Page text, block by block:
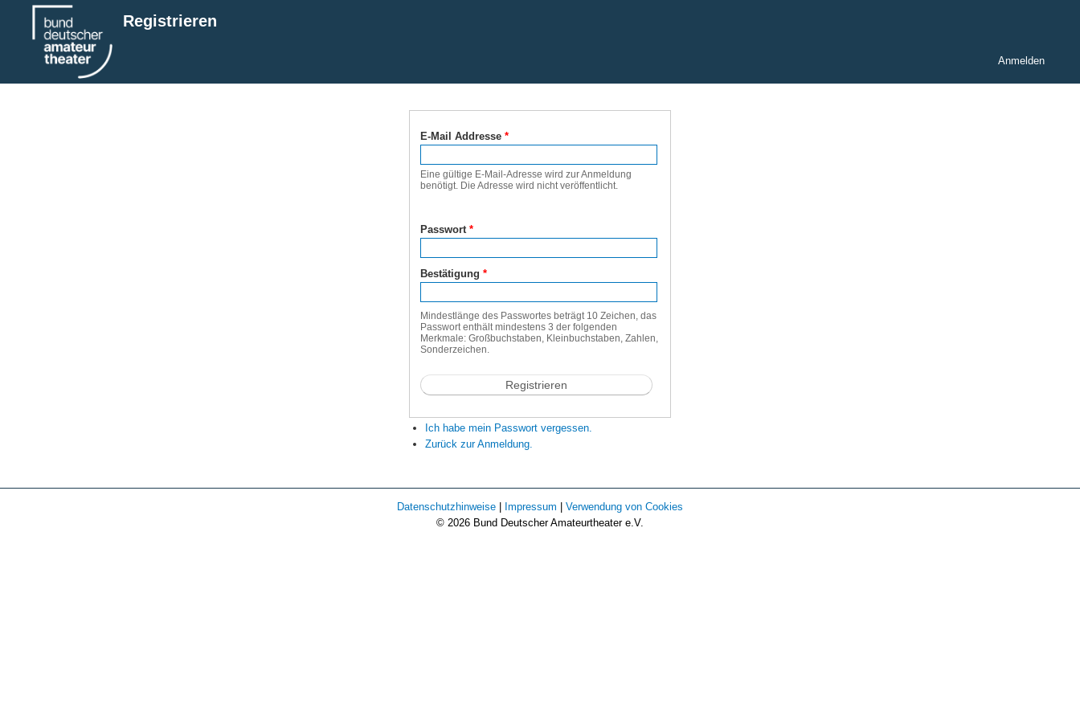
Registrieren
Anmelden
E-Mail Addresse*
Eine gültige E-Mail-Adresse wird zur Anmeldung
benötigt. Die Adresse wird nicht veröffentlicht.
Passwort*
Bestätigung*
Mindestlänge des Passwortes beträgt 10 Zeichen, das
Passwort enthält mindestens 3 der folgenden
Merkmale: Großbuchstaben, Kleinbuchstaben, Zahlen,
Sonderzeichen.
Ich habe mein Passwort vergessen.
Zurück zur Anmeldung.
Datenschutzhinweise | Impressum | Verwendung von Cookies
© 2026 Bund Deutscher Amateurtheater e.V.